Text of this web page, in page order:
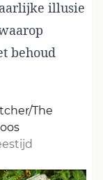
illusie
behoud
The